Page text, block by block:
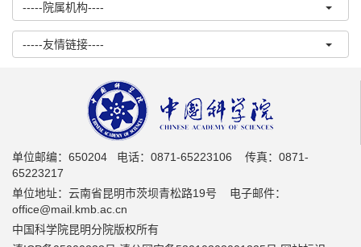
-----院属机构----
-----友情链接----
单位邮编：650204 电话：0871-65223106 传真：0871-
65223217
单位地址：云南省昆明市茨坝青松路19号 电子邮件：
office@mail.kmb.ac.cn
中国科学院昆明分院版权所有